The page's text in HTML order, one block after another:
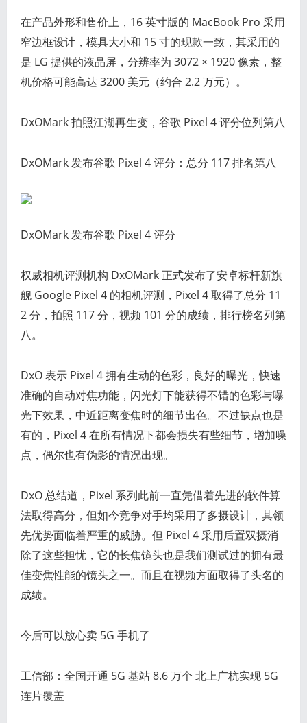
在产品外形和售价上，16 英寸版的 MacBook Pro 采用
窄边框设计，模具大小和 15 寸的现款一致，其采用的
是 LG 提供的液晶屏，分辨率为 3072 × 1920 像素，整
机价格可能高达 3200 美元（约合 2.2 万元）。
DxOMark 拍照江湖再生变，谷歌 Pixel 4 评分位列第八
DxOMark 发布谷歌 Pixel 4 评分：总分 117 排名第八
DxOMark 发布谷歌 Pixel 4 评分
权威相机评测机构 DxOMark 正式发布了安卓标杆新旗
舰 Google Pixel 4 的相机评测，Pixel 4 取得了总分 11
2 分，拍照 117 分，视频 101 分的成绩，排行榜名列第
八。
DxO 表示 Pixel 4 拥有生动的色彩，良好的曝光，快速
准确的自动对焦功能，闪光灯下能获得不错的色彩与曝
光下效果，中近距离变焦时的细节出色。不过缺点也是
有的，Pixel 4 在所有情况下都会损失有些细节，增加噪
点，偶尔也有伪影的情况出现。
DxO 总结道，Pixel 系列此前一直凭借着先进的软件算
法取得高分，但如今竞争对手均采用了多摄设计，其领
先优势面临着严重的威胁。但 Pixel 4 采用后置双摄消
除了这些担忧，它的长焦镜头也是我们测试过的拥有最
佳变焦性能的镜头之一。而且在视频方面取得了头名的
成绩。
今后可以放心卖 5G 手机了
工信部：全国开通 5G 基站 8.6 万个 北上广杭实现 5G
连片覆盖